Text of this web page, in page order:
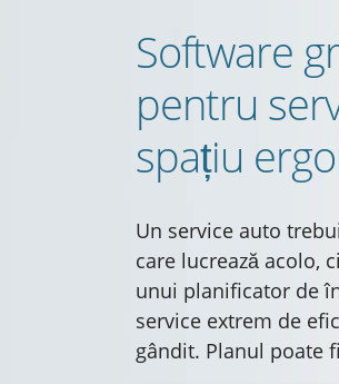
Software
pentru
spațiu
Un service auto
care lucrează acolo,
unui planificator de
service extrem de
gândit. Planul poate